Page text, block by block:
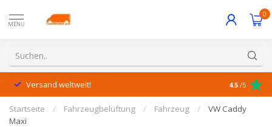
MENU
0
Versand weltweit! 4.5 /5
Startseite / Fahrzeugbelüftung / Fahrzeug /
VW Caddy
Maxi